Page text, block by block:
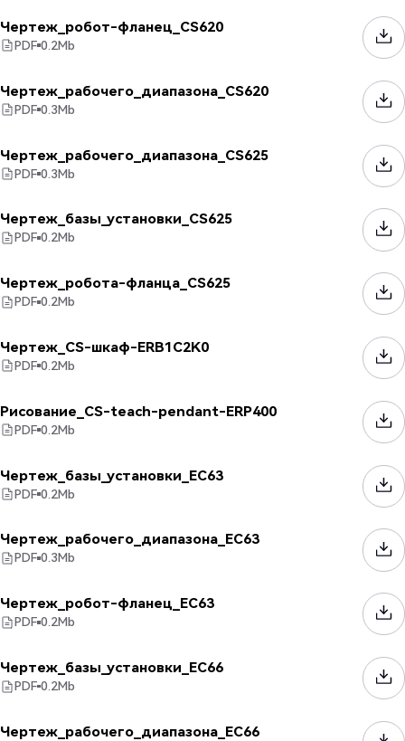
Чертеж_робот-фланец_CS620
PDF 0.2Mb
Чертеж_рабочего_диапазона_CS620
PDF 0.3Mb
Чертеж_рабочего_диапазона_CS625
PDF 0.3Mb
Чертеж_базы_установки_CS625
PDF 0.2Mb
Чертеж_робота-фланца_CS625
PDF 0.2Mb
Чертеж_CS-шкаф-ERB1C2K0
PDF 0.2Mb
Рисование_CS-teach-pendant-ERP400
PDF 0.2Mb
Чертеж_базы_установки_EC63
PDF 0.2Mb
Чертеж_рабочего_диапазона_EC63
PDF 0.3Mb
Чертеж_робот-фланец_EC63
PDF 0.2Mb
Чертеж_базы_установки_EC66
PDF 0.2Mb
Чертеж_рабочего_диапазона_EC66